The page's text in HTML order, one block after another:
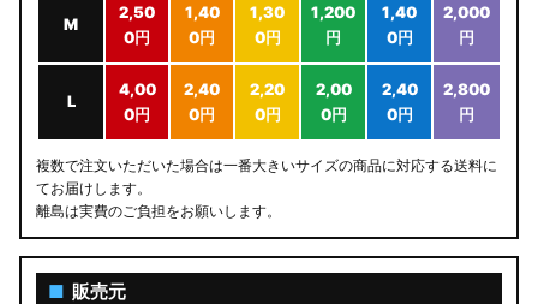
M
2,50
0円
1,40
0円
1,30
0円
1,200
円
1,40
0円
2,000
円
L
4,00
0円
2,40
0円
2,20
0円
2,00
0円
2,40
0円
2,800
円
複数で注文いただいた場合は一番大きいサイズの商品に対応する送料に
てお届けします。
離島は実費のご負担をお願いします。
■ 販売元